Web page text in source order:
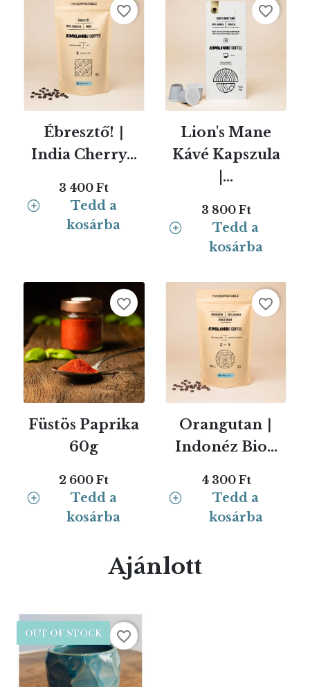
Ébresztő! ∣
India Cherry...
3 400 Ft
Tedd a
kosárba
favorite_border
Lion's Mane
Kávé Kapszula
|...
3 800 Ft
Tedd a
kosárba
favorite_border
Füstös Paprika
60g
2 600 Ft
Tedd a
kosárba
favorite_border
Orangutan ∣
Indonéz Bio...
4 300 Ft
Tedd a
kosárba
favorite_border
Ajánlott
OUT OF STOCK favorite_border